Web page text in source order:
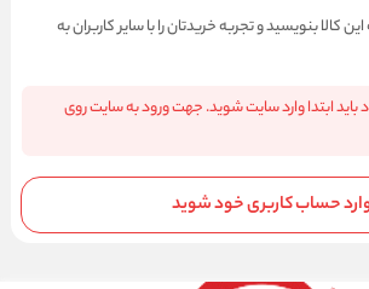
کالا بنویسید و تجربه خریدتان را با سایر کاربران به
ابتدا وارد سایت شوید. جهت ورود به سایت روی
حساب کاربری خود شوید